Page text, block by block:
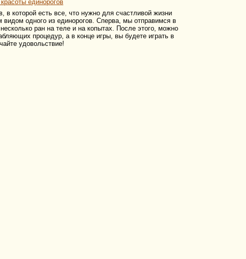
единорогов
в которой есть все, что нужно для счастливой жизни
одного из единорогов. Сперва, мы отправимся в
ран на теле и на копытах. После этого, можно
процедур, а в конце игры, вы будете играть в
удовольствие!